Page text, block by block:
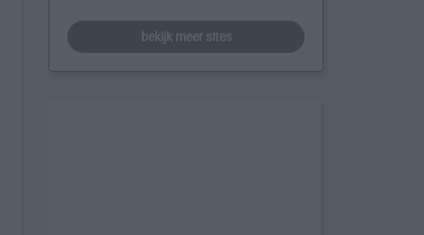
bekijk meer sites